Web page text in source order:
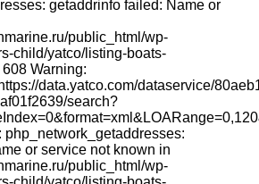
getaddrinfo failed: Name or
public_html/wp-
child/yatco/listing-boats-
Warning:
data.yatco.com/dataservice/
search?
php_network_getaddresses:
or service not known in
public_html/wp-